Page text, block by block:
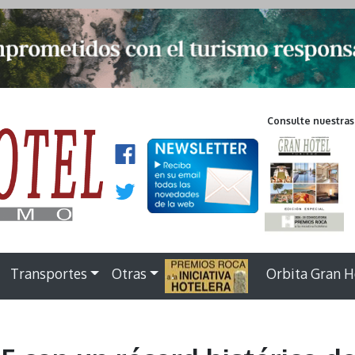
Consulte
Transportes Otras . Orbita Gran